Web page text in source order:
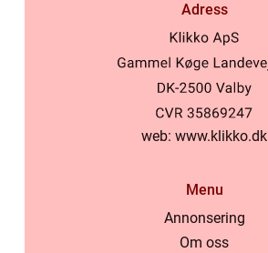
Adress
web: www.klikko.dk
Menu
Annonsering
Om oss